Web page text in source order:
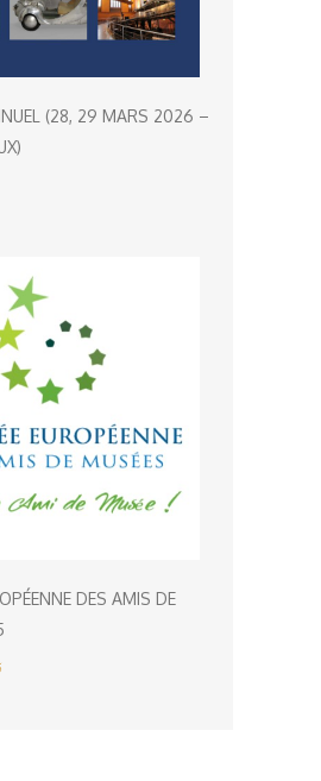
(28, 29 MARS 2026 –
DES AMIS DE